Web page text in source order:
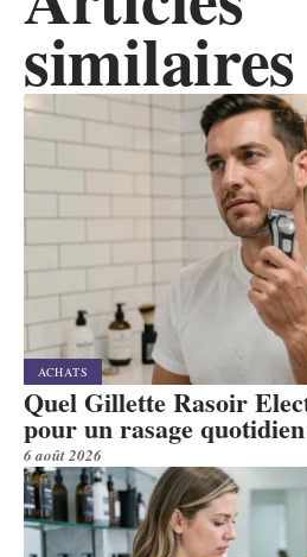
similaires
ACHATS
Quel Gillette Rasoir
pour un rasage
6 août 2026